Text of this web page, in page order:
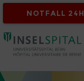
NOTFALL 24H